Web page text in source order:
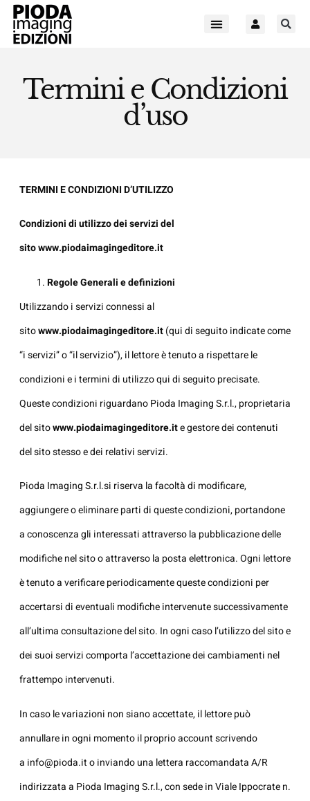
Termini e Condizioni
d’uso
TERMINI E CONDIZIONI D’UTILIZZO
Condizioni di utilizzo dei servizi del
sitowww.piodaimagingeditore.it
Regole Generali e definizioni
Utilizzando i servizi connessi al
sitowww.piodaimagingeditore.it(qui di seguito indicate come
“i servizi” o “il servizio”), il lettore è tenuto a rispettare le
condizioni e i termini di utilizzo qui di seguito precisate.
Queste condizioni riguardano Pioda Imaging S.r.l., proprietaria
del sitowww.piodaimagingeditore.ite gestore dei contenuti
del sito stesso e dei relativi servizi.
Pioda Imaging S.r.l.si riserva la facoltà di modificare,
aggiungere o eliminare parti di queste condizioni, portandone
a conoscenza gli interessati attraverso la pubblicazione delle
modifiche nel sito o attraverso la posta elettronica. Ogni lettore
è tenuto a verificare periodicamente queste condizioni per
accertarsi di eventuali modifiche intervenute successivamente
all’ultima consultazione del sito. In ogni caso l’utilizzo del sito e
dei suoi servizi comporta l’accettazione dei cambiamenti nel
frattempo intervenuti.
In caso le variazioni non siano accettate, il lettore può
annullare in ogni momento il proprio account scrivendo
a info@pioda.ito inviando una lettera raccomandata A/R
indirizzata a Pioda Imaging S.r.l., con sede in Viale Ippocrate n.